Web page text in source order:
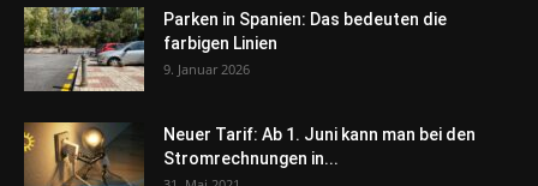
Parken in Spanien: Das bedeuten die
farbigen Linien
9. Januar 2026
Neuer Tarif: Ab 1. Juni kann man bei den
Stromrechnungen in...